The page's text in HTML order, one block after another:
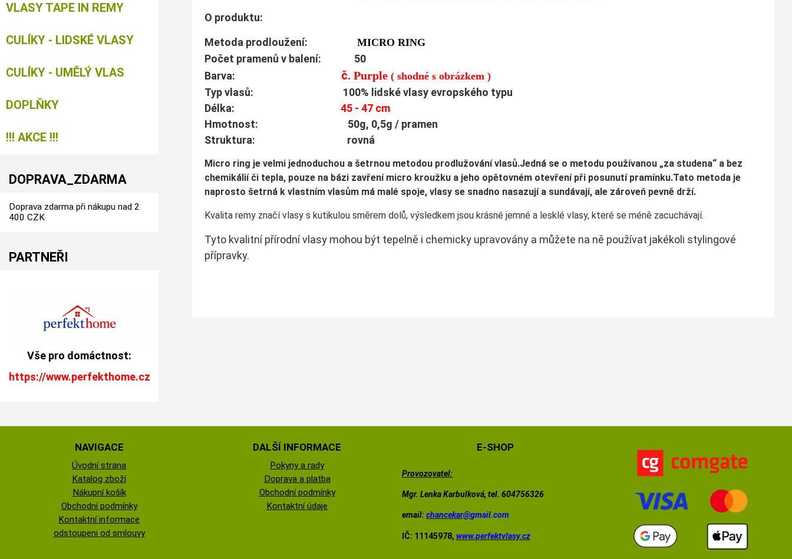
O produktu:
Metoda prodloužení:MICRO RING
Počet pramenů v balení: 50
Barva: č. Purple( shodné s obrázkem )
Typ vlasů: 100% lidské vlasy evropského typu
Délka:45 - 47 cm
Hmotnost: 50g, 0,5g / pramen
Struktura: rovná
Micro ring je velmi jednoduchou a šetrnou metodou prodlužování vla­sů.Jedná se o metodu používanou „za studena“ a bez
chemikálií či tepla, pouze na bázi zavření micro kroužku a jeho opětovném otevření při posunutí pramínku.Tato metoda je
naprosto šetrná k vlastním vlasům má malé spoje, vlasy se snadno nasazují a sundávají, ale zároveň pevně drží.
Kvalita remy značí vlasy s kutikulou směrem dolů, výsledkem jsou krásné jemné a lesklé vlasy, které se méně zacuchávají.
Tyto kvalitní přírodní vlasy mohou být tepelně i chemicky upravovány a můžete na ně používat jakékoli stylingové
přípravky.
VLASY TAPE IN REMY
CULÍKY - LIDSKÉ VLASY
CULÍKY - UMĚLÝ VLAS
DOPLŇKY
!!! AKCE !!!
DOPRAVA_ZDARMA
Doprava zdarma při nákupu nad 2
400 CZK
PARTNEŘI
Vše pro domáctnost:
https://www.perfekthome.cz
NAVIGACE
Úvodní strana
Katalog zboží
Nákupní košík
Obchodní podmínky
Kontaktní informace
odstoupeni od smlouvy
DALŠÍ INFORMACE
Pokyny a rady
Doprava a platba
Obchodní podmínky
Kontaktní údaje
E-SHOP
Provozovatel:
Mgr. Lenka Karbulková, tel. 604756326
email:chancekar@gmail.com
IČ: 11145978, www.perfektvlasy.cz